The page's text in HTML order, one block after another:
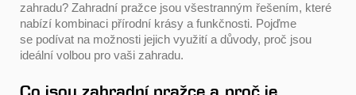
zahradu? Zahradní pražce jsou všestranným řešením, které
nabízí kombinaci přírodní krásy a funkčnosti. Pojďme
se podívat na možnosti jejich využití a důvody, proč jsou
ideální volbou pro vaši zahradu.